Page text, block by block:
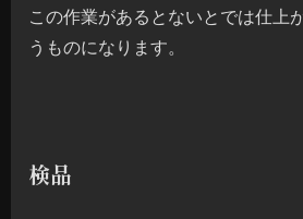
この作業があるとないとでは仕上
うものになります。
検品